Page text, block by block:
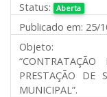
Status: Aberta
Publicado em: 25/
Objeto:
PRESTAÇÃO DE
MUNICIPAL”.